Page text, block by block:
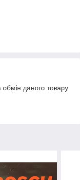
даного товару